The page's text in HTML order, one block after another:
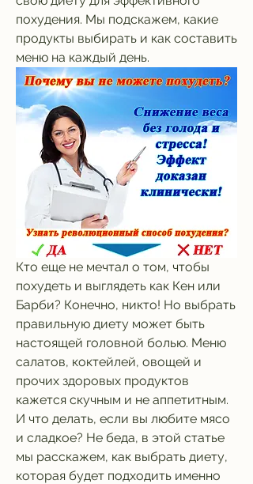
похудения. Мы подскажем, какие
продукты выбирать и как составить
меню на каждый день.
Кто еще не мечтал о том, чтобы
похудеть и выглядеть как Кен или
Барби? Конечно, никто! Но выбрать
правильную диету может быть
настоящей головной болью. Меню
салатов, коктейлей, овощей и
прочих здоровых продуктов
кажется скучным и не аппетитным.
И что делать, если вы любите мясо
и сладкое? Не беда, в этой статье
мы расскажем, как выбрать диету,
которая будет подходить именно